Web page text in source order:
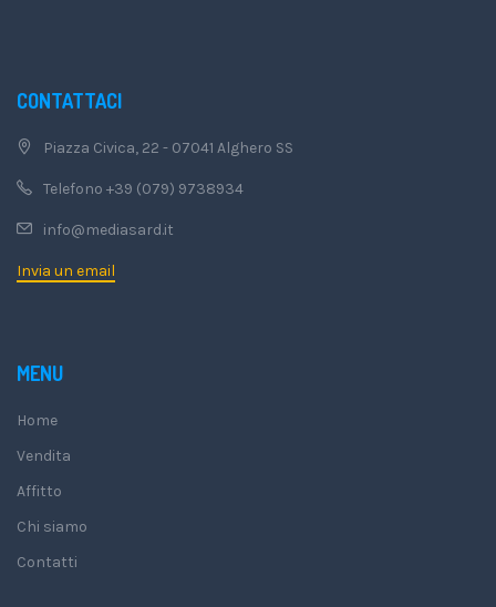
CONTATTACI
Piazza Civica, 22 - 07041 Alghero SS
Telefono +39 (079) 9738934
info@mediasard.it
Invia un email
MENU
Home
Vendita
Affitto
Chi siamo
Contatti